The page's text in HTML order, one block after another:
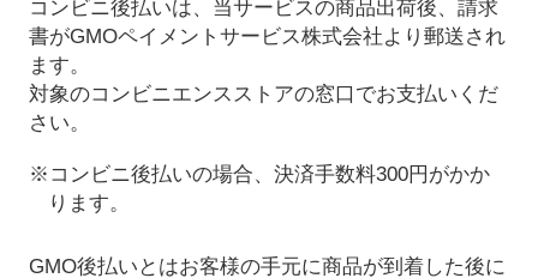
コンビニ後払いは、当サービスの商品出荷後、請求
書がGMOペイメントサービス株式会社より郵送され
ます。
対象のコンビニエンスストアの窓口でお支払いくだ
さい。
※コンビニ後払いの場合、決済手数料300円がかか
ります。
GMO後払いとはお客様の手元に商品が到着した後に